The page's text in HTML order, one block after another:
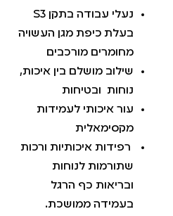
נעלי עבודה בתקן S3
בעלת כיפת מגן העשויה
מחומרים מורכבים
שילוב מושלם בין איכות,
נוחות ובטיחות
עור איכותי לעמידות
מקסימאלית
רפידות איכותיות ורכות
שתורמות לנוחות
ובריאות כף הרגל
בעמידה ממושכת.